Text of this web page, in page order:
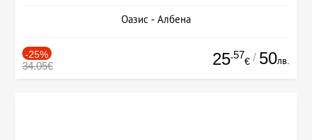
Оазис - Албена
-25%
34.05€ 25.57
€ / 50лв.